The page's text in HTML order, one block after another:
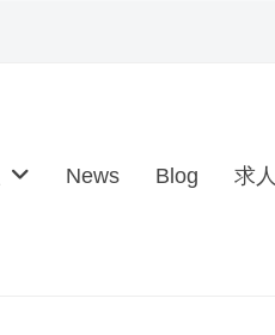
News Blog 求人